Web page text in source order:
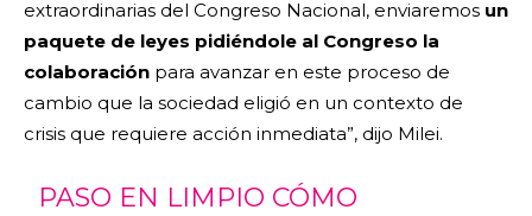
extraordinarias del Congreso Nacional, enviaremos un
paquete de leyes pidiéndole al Congreso la
colaboración para avanzar en este proceso de
cambio que la sociedad eligió en un contexto de
crisis que requiere acción inmediata”, dijo Milei.
PASO EN LIMPIO CÓMO